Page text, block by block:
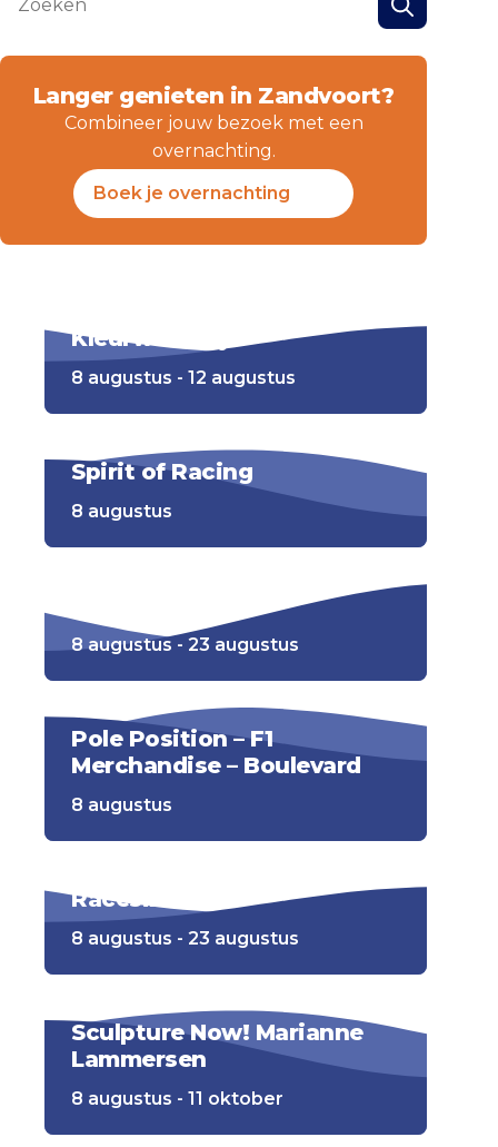
Zoeken
Langer genieten in Zandvoort?
Combineer jouw bezoek met een
overnachting.
Boek je overnachting
Kleurwedstrijd
8 augustus - 12 augustus
Spirit of Racing
8 augustus
8 augustus - 23 augustus
Pole Position – F1
Merchandise – Boulevard
8 augustus
Racesimulator
8 augustus - 23 augustus
Sculpture Now! Marianne
Lammersen
8 augustus - 11 oktober